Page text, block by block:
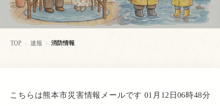
TOP > 速報 > 消防情報
こちらは熊本市災害情報メールです 01月12日06時48分